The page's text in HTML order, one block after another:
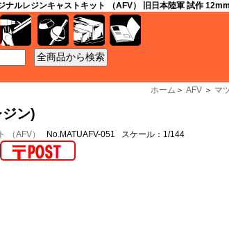
ナルレジンキャストキット （AFV） 旧日本陸軍 試作
ホーム ＞ AFV ＞ マ
ン)
（AFV） No.MATUAFV-051 スケール：1/144
料 工具 資材 ケース